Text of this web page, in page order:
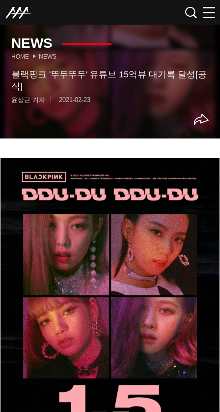
NEWS
HOME NEWS
블랙핑크 '뚜두뚜두' 유튜브 15억뷰 대기록 달성[공
식]
윤상근 기자 2021-02-23